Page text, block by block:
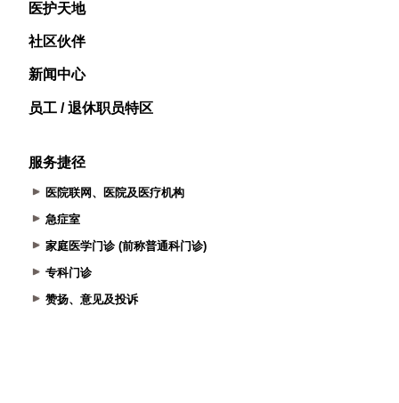
医护天地
社区伙伴
新闻中心
员工 / 退休职员特区
服务捷径
医院联网、医院及医疗机构
急症室
家庭医学门诊 (前称普通科门诊)
专科门诊
赞扬、意见及投诉